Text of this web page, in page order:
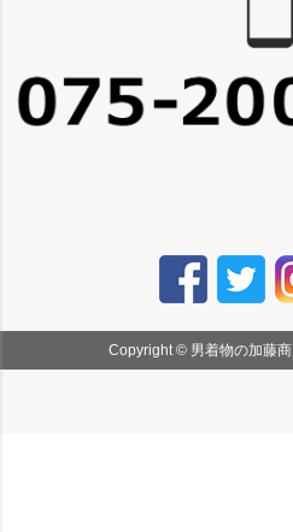
Copyright © 男着物の加藤